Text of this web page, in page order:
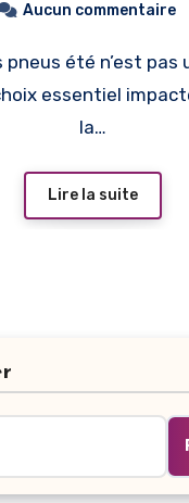
Aucun commentaire
essentiel
la…
Lire la suite